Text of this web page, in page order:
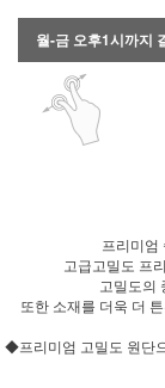
월-금 오후1시까지
프리미엄
고급고밀도 프
고밀도의
또한 소재를 더욱 더
◆프리미엄 고밀도 원단